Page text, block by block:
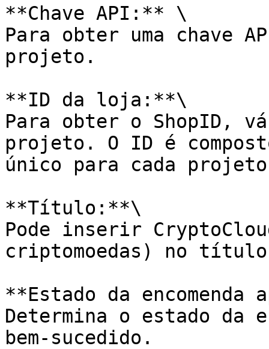
**Chave API:** \
Para obter uma chave
projeto.
**ID da loja:**\
Para obter o ShopID,
projeto. O ID é
único para cada
**Título:**\
Pode inserir
criptomoedas) no título
**Estado da encomenda
Determina o estado da
bem-sucedido.